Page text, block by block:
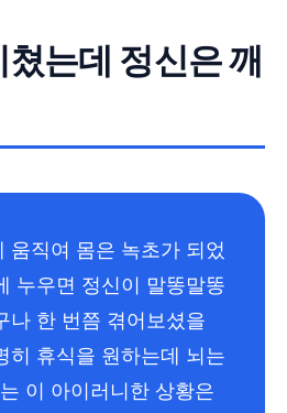
는데 정신은 깨
움직여 몸은 녹초가 되었
누우면 정신이 말똥말똥
나 한 번쯤 겪어보셨을
히 휴식을 원하는데 뇌는
이 아이러니한 상황은